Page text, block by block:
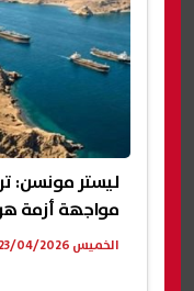
ليستر مونسن:
مواجهة أزمة
الخميس 23/04/2026 05:59 م